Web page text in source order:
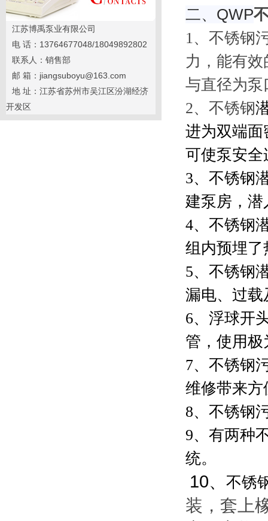
江苏博禹泵业有限公司
电 话：13764677048/18049892802
联系人：销售部
邮 箱：jiangsuboyu@163.com
地 址：江苏省苏州市吴江区汾湖经济
开发区
二、QWP
1、不锈钢
力，能有
与直径为
2、不锈钢
进为双端
可使泵安
3、不锈钢
建泵房，
4、不锈钢
组内预埋
5、不锈钢
漏电、过
6、浮球开
管，使用极
7、不锈钢
维修带来
8、不锈钢
9、有两种
统。
10、 不锈
装，套上